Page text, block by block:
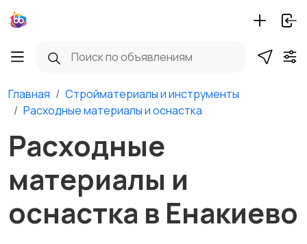
Главная
Стройматериалы и инструменты
Расходные материалы и оснастка
Расходные
материалы и
оснастка в Енакиево